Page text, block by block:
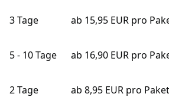
3 Tage ab 15,95 EUR pro
5 - 10 Tage ab 16,90 EUR pro
2 Tage ab 8,95 EUR pro Paket